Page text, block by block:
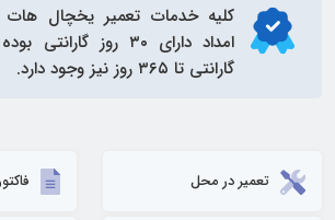
کلیه خدمات تعمیر یخچال هات
امداد دارای ۳۰ روز
گارانتی تا ۳۶۵ روز نیز وجود دارد.
تعمیر در محل